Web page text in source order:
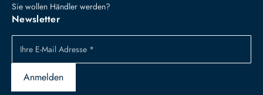
Sie wollen Händler werden?
Newsletter
Ihre E-Mail Adresse *
Anmelden